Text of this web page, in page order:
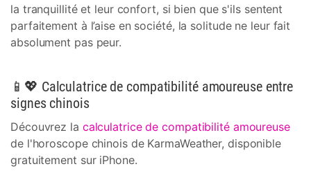
la tranquillité et leur confort, si bien que s'ils sentent
parfaitement à l’aise en société, la solitude ne leur fait
absolument pas peur.
📱💖 Calculatrice de compatibilité amoureuse entre
signes chinois
Découvrez la calculatrice de compatibilité amoureuse
de l'horoscope chinois de KarmaWeather, disponible
gratuitement sur iPhone.